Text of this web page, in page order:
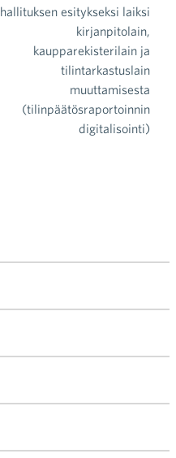
hallituksen esitykseksi laiksi
kirjanpitolain,
kaupparekisterilain ja
tilintarkastuslain
muuttamisesta
(tilinpäätösraportoinnin
digitalisointi)